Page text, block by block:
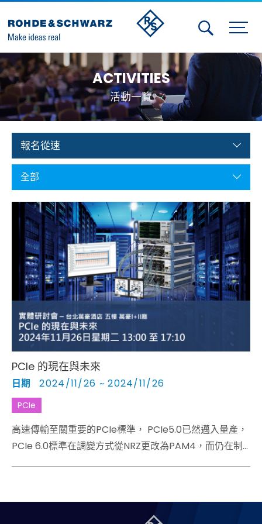
Activities
Contact Us
Member
Calendar
Member Login
Aerospace | Defense | Security
Broadcast and Media
Cybersecurity
ACTIVITIES
活動一覽
報名從速
全部
PCIe 的現在與未來
日期 2024/11/26 ~ 2024/11/26
PCIe
高速傳輸至關重要的PCIe標準， PCIe5.0已然邁入量產，
PCIe 6.0標準在調變方式從NRZ更改為PAM4，而仍在制